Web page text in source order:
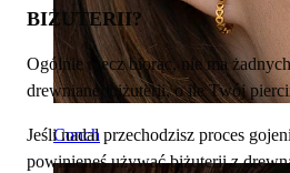
Conch
BIŻUTERII?
Ogólnie rzecz biorąc, nie ma
drewnianej biżuterii, o ile Twój
Jeśli nadal przechodzisz proces
powinieneś używać biżuterii z